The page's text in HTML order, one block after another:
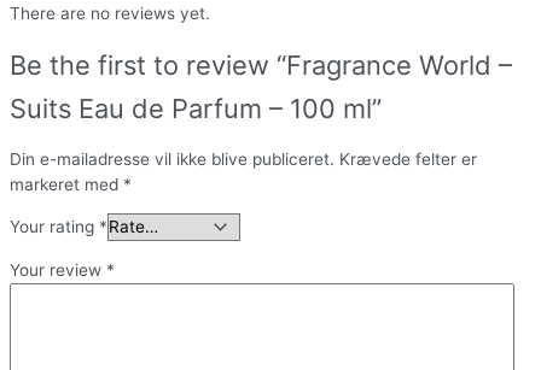
There are no reviews yet.
Be the first to review “Fragrance World –
Suits Eau de Parfum – 100 ml”
Din e-mailadresse vil ikke blive publiceret. Krævede felter er
markeret med *
Your rating *
Your review *